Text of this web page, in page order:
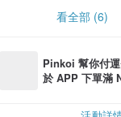
看全部 (6)
Pinkoi 幫你付
於 APP 下單滿